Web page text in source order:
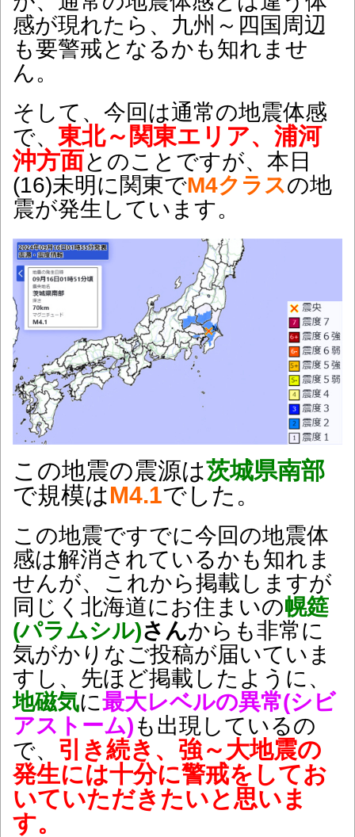
感が現れたら、九州～四国周辺
も要警戒となるかも知れませ
ん。
そして、今回は通常の地震体感
で、 東北～関東エリア、浦河
沖方面とのことですが、本日
(16)未明に関東でM4クラスの地
震が発生しています。
この地震の震源は茨城県南部
で規模はM4.1でした。
この地震ですでに今回の地震体
感は解消されているかも知れま
せんが、これから掲載しますが
同じく北海道にお住まいの幌筵
(パラムシル)さんからも非常に
気がかりなご投稿が届いていま
すし、先ほど掲載したように、
地磁気に最大レベルの異常(シビ
アストーム)も出現しているの
で、 引き続き、強～大地震の
発生には十分に警戒をしてお
いていただきたいと思いま
す。